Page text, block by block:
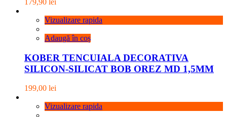
179,90 lei
Vizualizare rapida
Adaugă în coș
KOBER TENCUIALA DECORATIVA
SILICON-SILICAT BOB OREZ MD 1,5MM
199,00 lei
Vizualizare rapida